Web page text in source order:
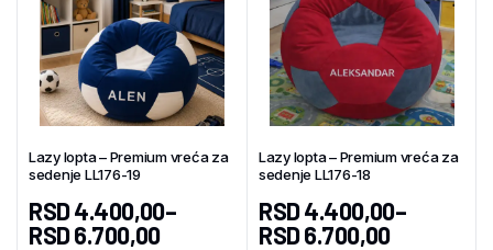
Lazy lopta – Premium vreća za
sedenje LL176-19
RSD4.400,00–
RSD6.700,00
Lazy lopta – Premium vreća za
sedenje LL176-18
RSD4.400,00–
RSD6.700,00